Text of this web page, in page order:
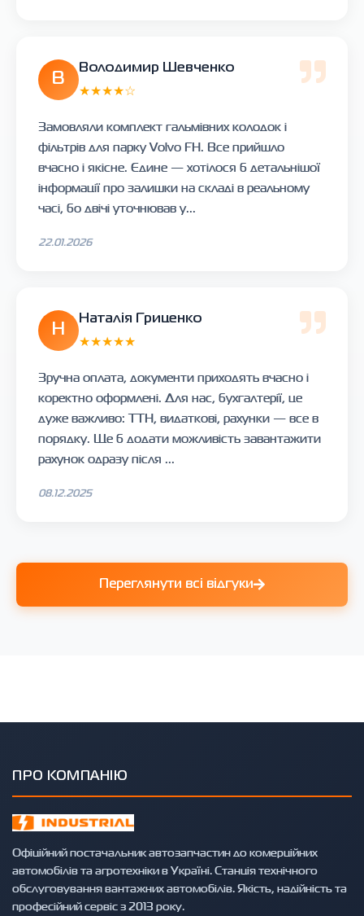
В
Володимир Шевченко
★★★★☆
Замовляли комплект гальмівних колодок і
фільтрів для парку Volvo FH. Все прийшло
вчасно і якісне. Єдине — хотілося б детальнішої
інформації про залишки на складі в реальному
часі, бо двічі уточнював у...
22.01.2026
Н
Наталія Гриценко
★★★★★
Зручна оплата, документи приходять вчасно і
коректно оформлені. Для нас, бухгалтерії, це
дуже важливо: ТТН, видаткові, рахунки — все в
порядку. Ще б додати можливість завантажити
рахунок одразу після ...
08.12.2025
Переглянути всі відгуки
ПРО КОМПАНІЮ
Офіційний постачальник автозапчастин до комерційних
автомобілів та агротехніки в Україні. Станція технічного
обслуговування вантажних автомобілів. Якість, надійність та
професійний сервіс з 2013 року.